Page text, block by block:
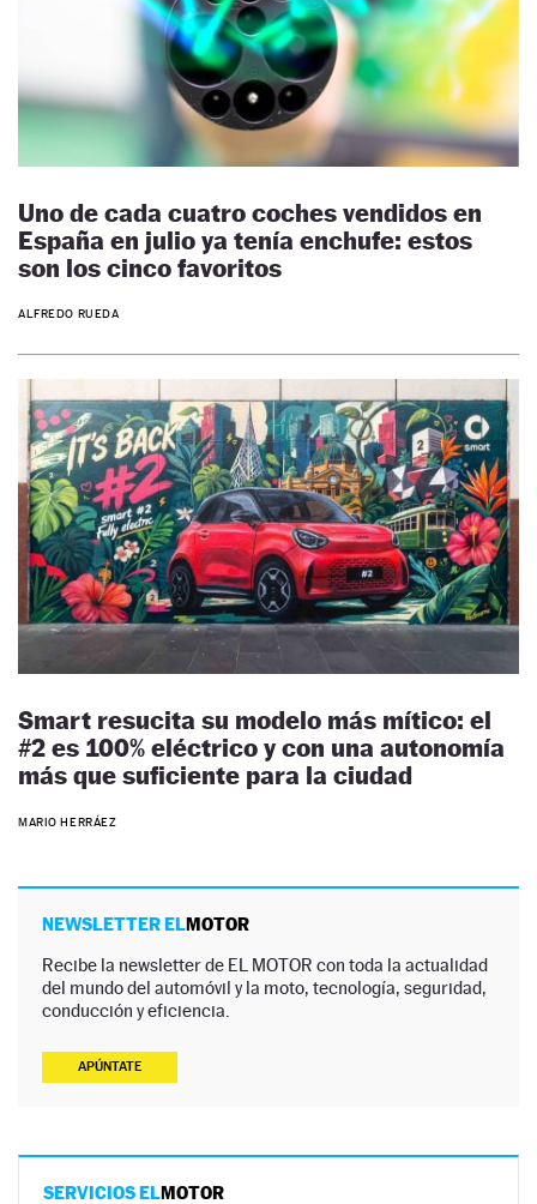
Uno de cada cuatro coches vendidos en
España en julio ya tenía enchufe: estos
son los cinco favoritos
ALFREDO RUEDA
Smart resucita su modelo más mítico: el
#2 es 100% eléctrico y con una autonomía
más que suficiente para la ciudad
MARIO HERRÁEZ
NEWSLETTER ELMOTOR
Recibe la newsletter de EL MOTOR con toda la actualidad
del mundo del automóvil y la moto, tecnología, seguridad,
conducción y eficiencia.
APÚNTATE
SERVICIOS ELMOTOR